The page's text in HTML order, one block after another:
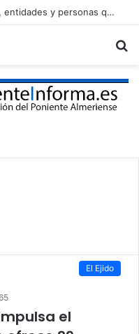
El Ejido reconocerá a empresas, entidades y personas que han contribuido al desarrollo del municipio en el Día de El Ejido
El Ejido
el